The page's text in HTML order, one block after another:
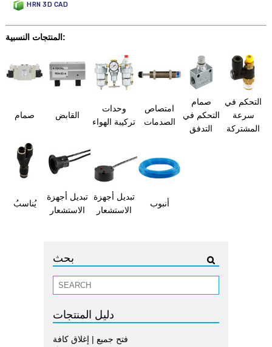
HRN 3D CAD
المنتجات النسبية:
صمام القابض
وحدات
تركيبة الهواء
امتصاص
الصدمات
صمام
التحكم في
التدفق
التحكم في
سرعة
المشتركة
يُناسبُ
تبديل أجهزة
الاستشعار
تبديل أجهزة
الاستشعار
أنبوب
بحث
دليل المنتجات
فتح جميع | إغلاق كافة